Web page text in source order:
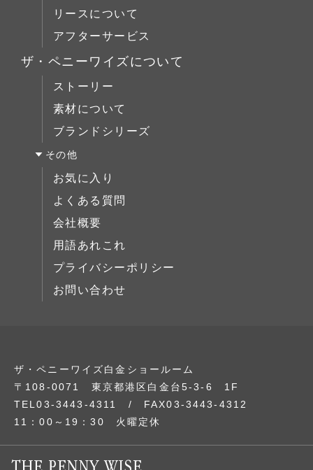
デスク
ベッド
ミラー/スモールアイテム
サイドボード
展示中
ブックケース
デスク
ベッド
ミラー/スモールアイテム
サイドボード
展示中
リースについて
アフターサービス
ザ・ペニーワイズについて
ストーリー
素材について
ブランドシリーズ
その他
お気に入り
よくある質問
会社概要
用語あれこれ
プライバシーポリシー
お問い合わせ
ザ・ペニーワイズ白金ショールーム
〒108-0071 東京都港区白金台5-3-6 1F
TEL03-3443-4311 / FAX03-3443-4312
11：00～19：30 火曜定休